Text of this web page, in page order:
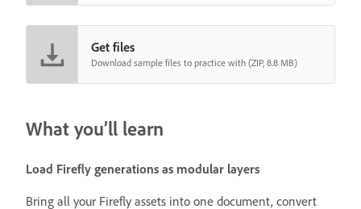
Get files
Download sample files to practice with (ZIP, 8.8 MB)
What you’ll learn
Load Firefly generations as modular layers
Bring all your Firefly assets into one document, convert